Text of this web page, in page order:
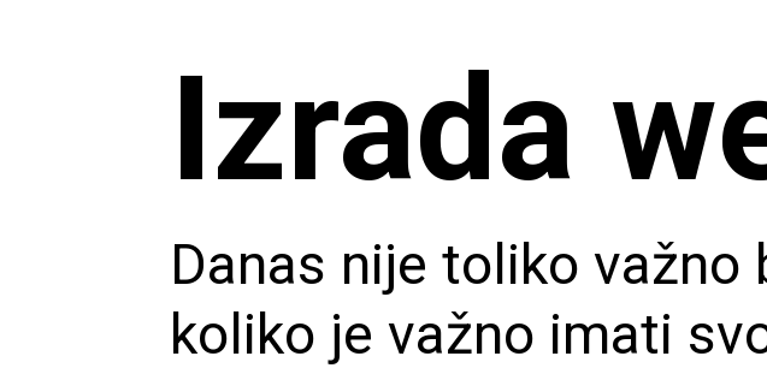
Izrada
Danas nije toliko
koliko je važno imati